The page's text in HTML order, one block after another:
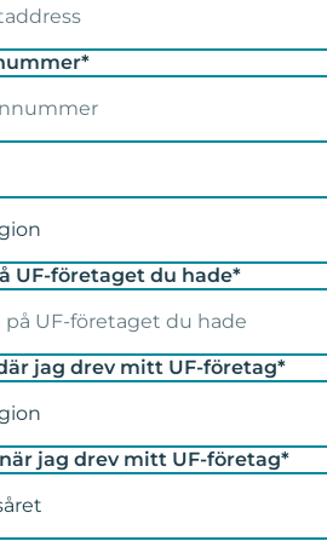
UF-företaget du hade*
jag drev mitt UF-företag*
jag drev mitt UF-företag*